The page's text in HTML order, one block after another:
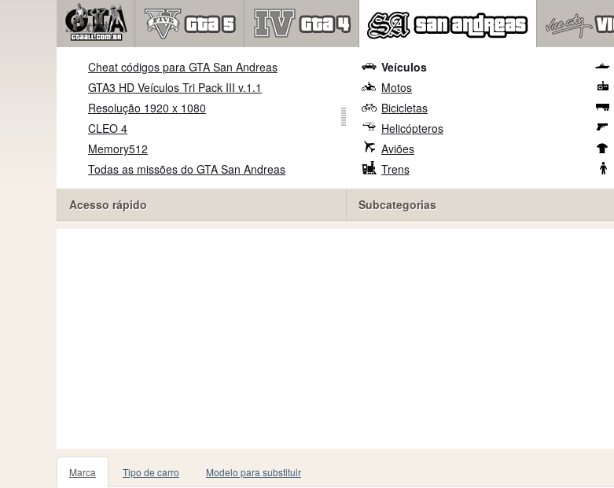
Cheat códigos para GTA San Andreas
GTA3 HD Veículos Tri Pack III v.1.1
Resolução 1920 x 1080
CLEO 4
Memory512
Todas as missões do GTA San Andreas
Acesso rápido
Veículos
Motos
Bicicletas
Helicópteros
Aviões
Trens
Subcategorias
Marca Tipo de carro Modelo para substituir